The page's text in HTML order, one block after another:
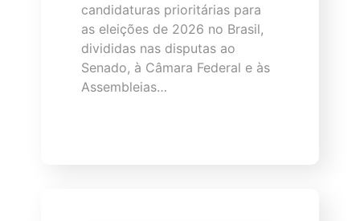
candidaturas prioritárias para
as eleições de 2026 no Brasil,
divididas nas disputas ao
Senado, à Câmara Federal e às
Assembleias…